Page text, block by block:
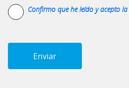
Confirmo que he leído y acepto la